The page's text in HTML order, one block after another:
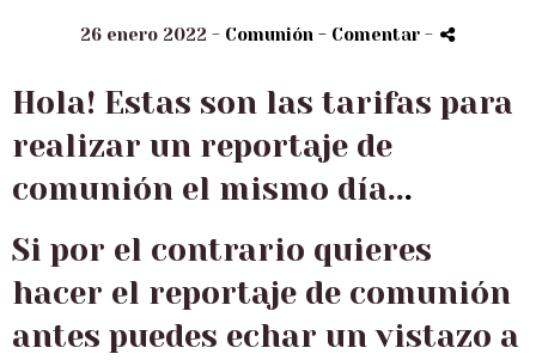
26 enero 2022 - Comunión - Comentar -
Hola! Estas son las tarifas para
realizar un reportaje de
comunión el mismo día...
Si por el contrario quieres
hacer el reportaje de comunión
antes puedes echar un vistazo a